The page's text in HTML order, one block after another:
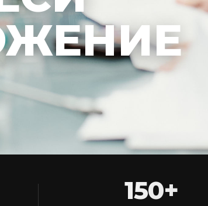
150+